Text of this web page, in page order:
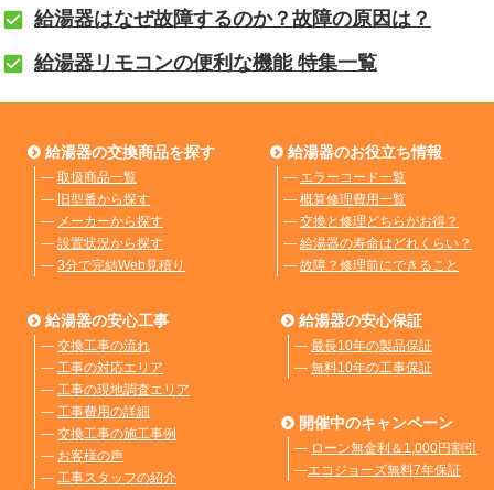
給湯器はなぜ故障するのか？故障の原因は？
給湯器リモコンの便利な機能 特集一覧
給湯器の交換商品を探す
― 取扱商品一覧
― 旧型番から探す
― メーカーから探す
― 設置状況から探す
― 3分で完結Web見積り
給湯器のお役立ち情報
― エラーコード一覧
― 概算修理費用一覧
― 交換と修理どちらがお得？
― 給湯器の寿命はどれくらい？
― 故障？修理前にできること
給湯器の安心工事
― 交換工事の流れ
― 工事の対応エリア
― 工事の現地調査エリア
― 工事費用の詳細
― 交換工事の施工事例
― お客様の声
― 工事スタッフの紹介
給湯器の安心保証
― 最長10年の製品保証
― 無料10年の工事保証
開催中のキャンペーン
― ローン無金利＆1,000円割引
―エコジョーズ無料7年保証